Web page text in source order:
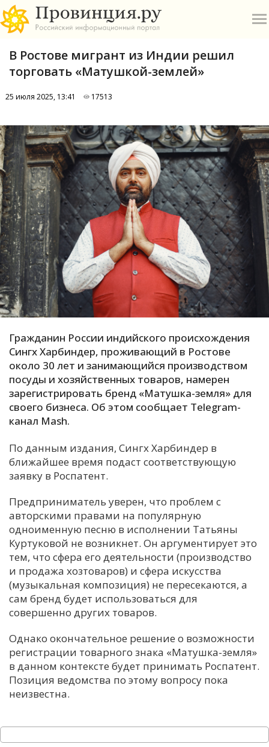
А
В
И
К
М
Н
О
П
Р
С
Т
У
Х
Я
В Ростове мигрант из Индии решил
торговать «Матушкой-землей»
25 июля 2025, 13:41 17513
Гражданин России индийского происхождения
Сингх Харбиндер, проживающий в Ростове
около 30 лет и занимающийся производством
посуды и хозяйственных товаров, намерен
зарегистрировать бренд «Матушка-земля» для
своего бизнеса. Об этом сообщает Telegram-
канал Mash.
По данным издания, Сингх Харбиндер в
ближайшее время подаст соответствующую
заявку в Роспатент.
Предприниматель уверен, что проблем с
авторскими правами на популярную
одноименную песню в исполнении Татьяны
Куртуковой не возникнет. Он аргументирует это
тем, что сфера его деятельности (производство
и продажа хозтоваров) и сфера искусства
(музыкальная композиция) не пересекаются, а
сам бренд будет использоваться для
совершенно других товаров.
Однако окончательное решение о возможности
регистрации товарного знака «Матушка-земля»
в данном контексте будет принимать Роспатент.
Позиция ведомства по этому вопросу пока
неизвестна.